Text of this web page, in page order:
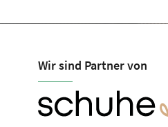
Wir sind Partner von